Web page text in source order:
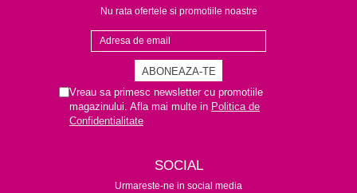
Nu rata ofertele si promotiile noastre
Vreau sa primesc newsletter cu promotiile
magazinului. Afla mai multe in Politica de
Confidentialitate
SOCIAL
Urmareste-ne in social media